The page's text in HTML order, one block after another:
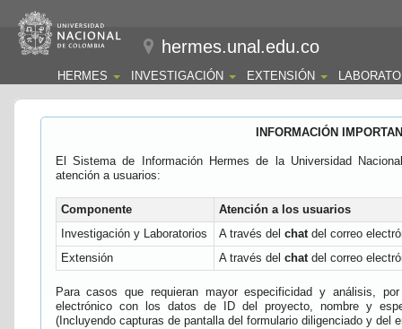
hermes.unal.edu.co
HERMES INVESTIGACIÓN EXTENSIÓN
INFORMACIÓN
El Sistema de Información Hermes de la Universidad
atención a usuarios:
Componente
Atención a los usuarios
Investigación y Laboratorios
A través del chatdel correo
Extensión
A través del chatdel correo
Para casos que requieran mayor especificidad y análisis,
electrónico con los datos de ID del proyecto, nombre y
(Incluyendo capturas de pantalla del formulario diligenciado y del